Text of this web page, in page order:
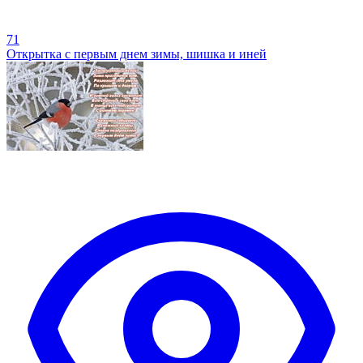
71
Открытка с первым днем зимы, шишка и иней